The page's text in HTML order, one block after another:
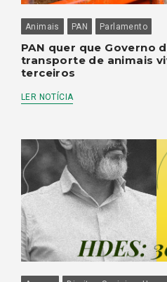
Animais PAN Parlamento
PAN quer que Governo
transporte de animais
terceiros
LER NOTÍCIA